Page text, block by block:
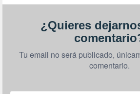
¿Quieres
Tu email no será publicado,
comentario.